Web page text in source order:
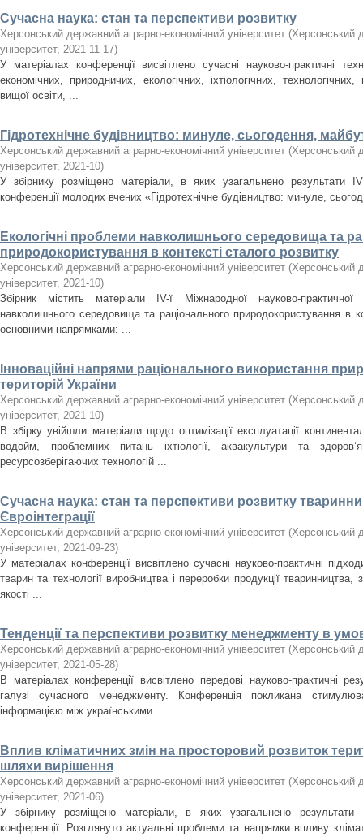
Сучасна наука: стан та перспективи розвитку
Херсонський державний аграрно-економічний університет (Херсонський
університет, 2021-11-17)
У матеріалах конференції висвітлено сучасні науково-практичні
економічних, природничих, екологічних, іхтіологічних,
вищої освіти, ...
Гідротехнічне будівництво: минуле, сьогодення,
Херсонський державний аграрно-економічний університет (Херсонський
університет, 2021-10)
У збірнику розміщено матеріали, в яких узагальнено результати ІV
конференції молодих вчених «Гідротехнічне будівництво: минуле,
Екологічні проблеми навколишнього середовища та
природокористування в контексті сталого розвитку
Херсонський державний аграрно-економічний університет (Херсонський
університет, 2021-10)
Збірник містить матеріали ІV-ї Міжнародної науково-практичної
навколишнього середовища та раціонального природокористування в
основними напрямками: ...
Інноваційні напрями раціонального використання
територій України
Херсонський державний аграрно-економічний університет (Херсонський
університет, 2021-10)
В збірку увійшли матеріали щодо оптимізації експлуатації
водойм, проблемних питань іхтіології, аквакультури та
ресурсозберігаючих технологій ...
Сучасна наука: стан та перспективи розвитку
Євроінтеграції
Херсонський державний аграрно-економічний університет (Херсонський
університет, 2021-09-23)
У матеріалах конференції висвітлено сучасні науково-практичні
тварин та технології виробництва і переробки продукції
якості ...
Тенденції та перспективи розвитку менеджменту в
Херсонський державний аграрно-економічний університет (Херсонський
університет, 2021-05-28)
В матеріалах конференції висвітлено передові науково-практичні
галузі сучасного менеджменту. Конференція покликана
інформацією між українськими ...
Вплив кліматичних змін на просторовий розвиток
шляхи вирішення
Херсонський державний аграрно-економічний університет (Херсонський
університет, 2021-06)
У збірнику розміщено матеріали, в яких узагальнено результати
конференції. Розглянуто актуальні проблеми та напрямки впливу